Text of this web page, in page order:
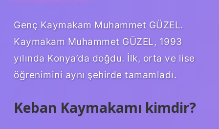
Genç Kaymakam Muhammet GÜZEL.
Kaymakam Muhammet GÜZEL, 1993
yılında Konya’da doğdu. İlk, orta ve lise
öğrenimini aynı şehirde tamamladı.
Keban Kaymakamı kimdir?